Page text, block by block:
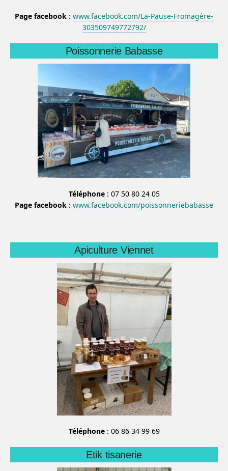
Page facebook : www.facebook.com/La-Pause-Fromagère-
303509749772792/
Poissonnerie Babasse
Téléphone: 07 50 80 24 05
Page facebook : www.facebook.com/poissonneriebabasse
Apiculture Viennet
Téléphone: 06 86 34 99 69
Etik tisanerie